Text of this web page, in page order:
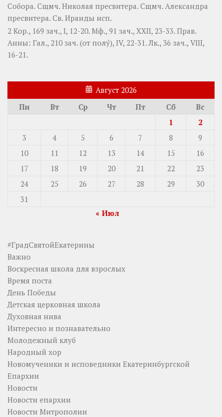
Собора. Сщмч. Николая пресвитера. Сщмч. Александра
пресвитера. Св. Ираиды исп.
2 Кор., 169 зач., I, 12-20. Мф., 91 зач., XXII, 23-33. Прав.
Анны: Гал., 210 зач. (от полу́), IV, 22-31. Лк., 36 зач., VIII,
16-21.
Август 2026
Пн
Вт Ср Чт Пт Сб
Вс
1
2
3
4 5 6 7 8
9
10
11 12 13 14 15
16
17
18 19 20 21 22
23
24
25 26 27 28 29
30
31
« Июл
#ГрадСвятойЕкатерины
Важно
Воскресная школа для взрослых
Время поста
День Победы
Детская церковная школа
Духовная нива
Интересно и познавательно
Молодежный клуб
Народный хор
Новомученики и исповедники Екатеринбургской
Епархии
Новости
Новости епархии
Новости Митрополии